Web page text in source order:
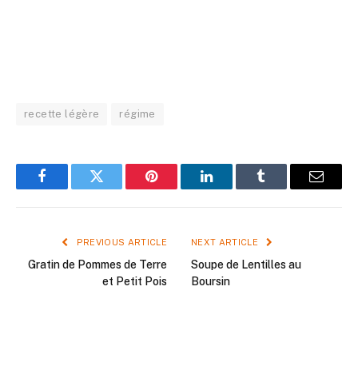
recette légère régime
FacebookTwitter Pinterest LinkedInTumblr Email
PREVIOUS ARTICLE
Gratin de Pommes de Terre
et Petit Pois
NEXT ARTICLE
Soupe de Lentilles au
Boursin